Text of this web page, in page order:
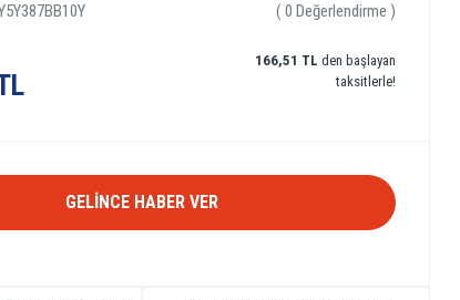
( 0 Değerlendirme )
166,51 TL den başlayan
taksitlerle!
GELİNCE HABER VER